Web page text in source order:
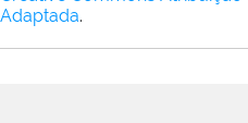
Adaptada.